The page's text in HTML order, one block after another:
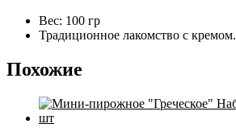
Вес: 100 гр
Традиционное лакомство с кремом.
Похожие